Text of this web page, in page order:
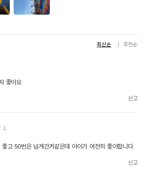
최신순 추천순
좋아요
신고
1.
고 50번은 넘게간거같은데 아이가 여전히 좋아합니다
신고